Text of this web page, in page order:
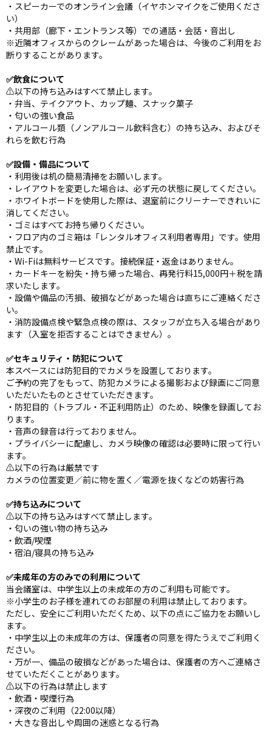
・スピーカーでのオンライン会議（イヤホンマイクをご使用くださ
い）
・共用部（廊下・エントランス等）での通話・会話・音出し
※近隣オフィスからのクレームがあった場合は、今後のご利用をお
断りすることがあります。
✅飲食について
⚠️以下の持ち込みはすべて禁止します。
・弁当、テイクアウト、カップ麺、スナック菓子
・匂いの強い食品
・アルコール類（ノンアルコール飲料含む）の持ち込み、およびそ
れらを飲む行為
✅設備・備品について
・利用後は机の簡易清掃をお願いします。
・レイアウトを変更した場合は、必ず元の状態に戻してください。
・ホワイトボードを使用した際は、退室前にクリーナーできれいに
消してください。
・ゴミはすべてお持ち帰りください。
・フロア内のゴミ箱は「レンタルオフィス利用者専用」です。使用
禁止です。
・Wi-Fiは無料サービスです。接続保証・返金はありません。
・カードキーを紛失・持ち帰った場合、再発行料15,000円＋税を請
求いたします。
・設備や備品の汚損、破損などがあった場合は直ちにご連絡くださ
い。
・消防設備点検や緊急点検の際は、スタッフが立ち入る場合があり
ます（入室を拒否することはできません）。
✅セキュリティ・防犯について
本スペースには防犯目的でカメラを設置しております。
ご予約の完了をもって、防犯カメラによる撮影および録画にご同意
いただいたものとさせていただきます。
・防犯目的（トラブル・不正利用防止）のため、映像を録画してお
ります。
・音声の録音は行っておりません。
・プライバシーに配慮し、カメラ映像の確認は必要時に限って行い
ます。
⚠️以下の行為は厳禁です
カメラの位置変更／前に物を置く／電源を抜くなどの妨害行為
✅持ち込みについて
⚠️以下の持ち込みはすべて禁止します。
・匂いの強い物の持ち込み
・飲酒/喫煙
・宿泊/寝具の持ち込み
✅未成年の方のみでの利用について
当会議室は、中学生以上の未成年の方のご利用も可能です。
※小学生のお子様を連れてのお部屋の利用は禁止しております。
ただし、安全にご利用いただくため、以下の点にご協力をお願いし
ます。
・中学生以上の未成年の方は、保護者の同意を得たうえでご利用く
ださい。
・万が一、備品の破損などがあった場合は、保護者の方へご連絡さ
せていただくことがあります。
⚠️以下の行為は禁止します
・飲酒・喫煙行為
・深夜のご利用（22:00以降）
・大きな音出しや周囲の迷惑となる行為